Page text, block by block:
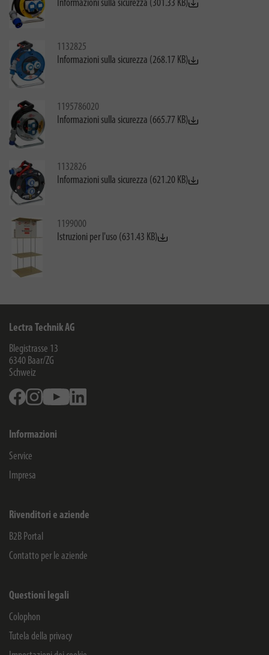
Informazioni sulla sicurezza (301.33 KB)
1132825
Informazioni sulla sicurezza (268.17 KB)
1195786020
Informazioni sulla sicurezza (665.77 KB)
1132826
Informazioni sulla sicurezza (621.20 KB)
1199000
Istruzioni per l'uso (631.43 KB)
Lectra Technik AG
Blegistrasse 13
6340 Baar/ZG
Schweiz
FacebookInstagramYoutube
Informazioni
Service
Impresa
Rivenditori e aziende
B2B Portal
Contatto per le aziende
Questioni legali
Colophon
Tutela della privacy